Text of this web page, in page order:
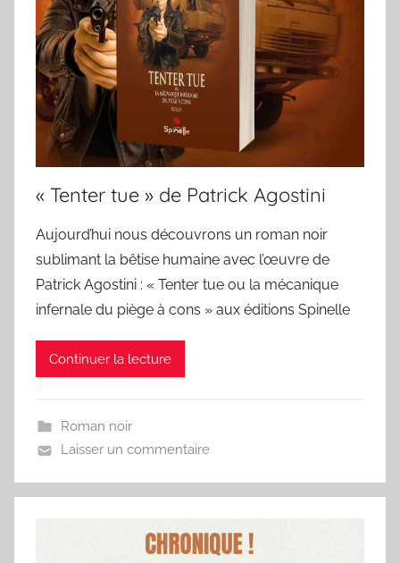
« Tenter tue » de Patrick Agostini
Aujourd’hui nous découvrons un roman noir
sublimant la bêtise humaine avec l’œuvre de
Patrick Agostini : « Tenter tue ou la mécanique
infernale du piège à cons » aux éditions Spinelle
Continuer la lecture
Roman noir
Laisser un commentaire